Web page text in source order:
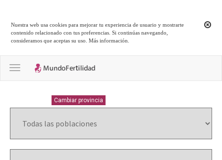
Nuestra web usa cookies para mejorar tu experiencia de usuario y mostrarte
contenido relacionado con tus preferencias. Si continúas navegando,
consideramos que aceptas su uso.Más información
Toggle navigation
Cambiar provincia